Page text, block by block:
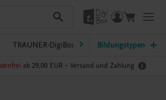
TRAUNER-DigiBox Lehrer/innen-Service
Bildungstypen
ab 29,00 EUR – Versand und Zahlung